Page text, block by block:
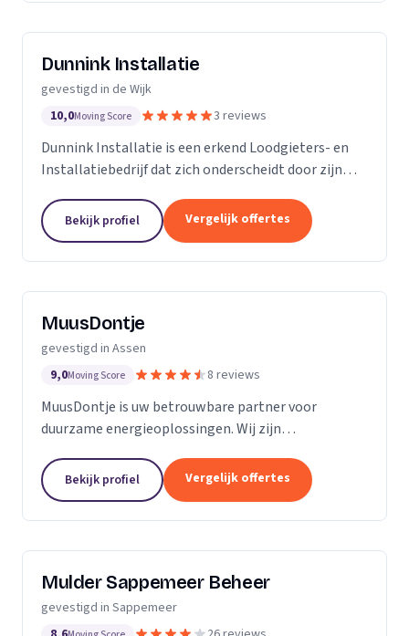
Dunnink Installatie
gevestigd in de Wijk
10,0Moving Score 3 reviews
Dunnink Installatie is een erkend Loodgieters- en
Installatiebedrijf dat zich onderscheidt door zijn
particulier of een bedrijf bent, wij bieden u...
Bekijk profiel Vergelijk offertes
MuusDontje
gevestigd in Assen
9,0Moving Score 8 reviews
MuusDontje is uw betrouwbare partner voor
duurzame energieoplossingen. Wij zijn
renovaties met een duurzaam karakter. Of u nu veilig
en comfortabel wilt...
Bekijk profiel Vergelijk offertes
Mulder Sappemeer Beheer
gevestigd in Sappemeer